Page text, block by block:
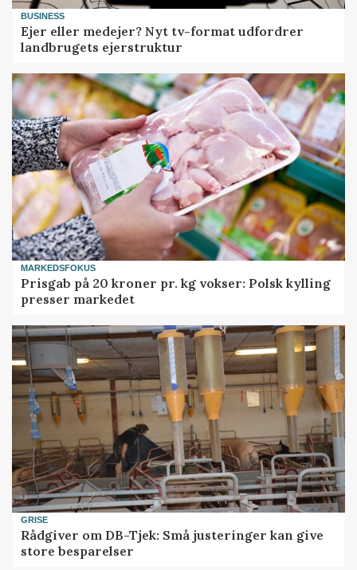
BUSINESS
Ejer eller medejer? Nyt tv-format udfordrer
landbrugets ejerstruktur
MARKEDSFOKUS
Prisgab på 20 kroner pr. kg vokser: Polsk kylling
presser markedet
GRISE
Rådgiver om DB-Tjek: Små justeringer kan give
store besparelser